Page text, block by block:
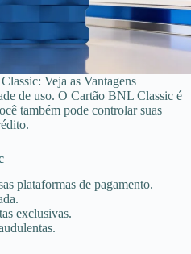
Veja as Vantagens
de uso. O Cartão BNL Classic é
também pode controlar suas
plataformas de pagamento.
exclusivas.